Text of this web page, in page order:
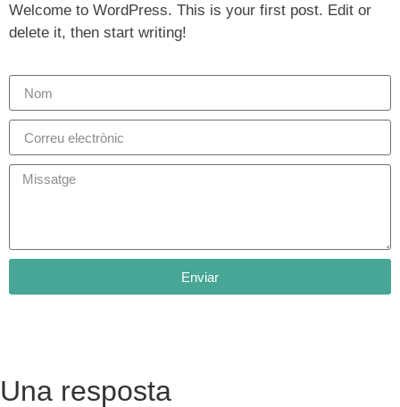
Welcome to WordPress. This is your first post. Edit or
delete it, then start writing!
Enviar
Una resposta